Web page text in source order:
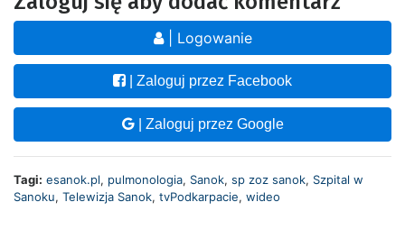
| Logowanie
| Zaloguj przez Facebook
| Zaloguj przez Google
Tagi: esanok.pl, pulmonologia, Sanok, sp zoz sanok, Szpital w
Sanoku, Telewizja Sanok, tvPodkarpacie, wideo